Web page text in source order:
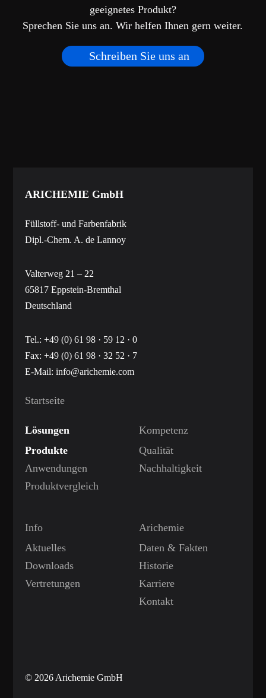
geeignetes Produkt?
Sprechen Sie uns an. Wir helfen Ihnen gern weiter.
Schreiben Sie uns an
ARICHEMIE GmbH
Füllstoff- und Farbenfabrik
Dipl.-Chem. A. de Lannoy
Valterweg 21 – 22
65817 Eppstein-Bremthal
Deutschland
Tel.:+49 (0) 61 98 · 59 12 · 0
Fax: +49 (0) 61 98 · 32 52 · 7
E-Mail:info@arichemie.com
Startseite
Lösungen
Produkte
Anwendungen
Produktvergleich
Kompetenz
Qualität
Nachhaltigkeit
Info
Aktuelles
Downloads
Vertretungen
Arichemie
Daten & Fakten
Historie
Karriere
Kontakt
© 2026 Arichemie GmbH